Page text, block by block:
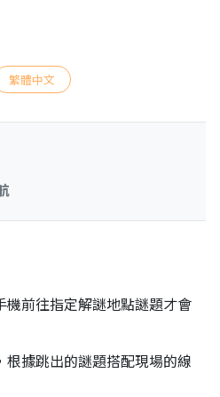
繁體中文
機前往指定解謎地點謎題才會
據跳出的謎題搭配現場的線